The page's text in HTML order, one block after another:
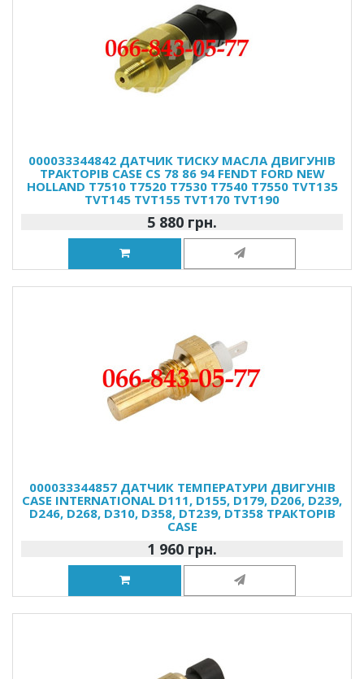
000033344842 ДАТЧИК ТИСКУ МАСЛА ДВИГУНІВ
ТРАКТОРІВ CASE CS 78 86 94 FENDT FORD NEW
HOLLAND T7510 T7520 T7530 T7540 T7550 TVT135
TVT145 TVT155 TVT170 TVT190
5 880 грн.
000033344857 ДАТЧИК ТЕМПЕРАТУРИ ДВИГУНІВ
CASE INTERNATIONAL D111, D155, D179, D206, D239,
D246, D268, D310, D358, DT239, DT358 ТРАКТОРІВ
CASE
1 960 грн.